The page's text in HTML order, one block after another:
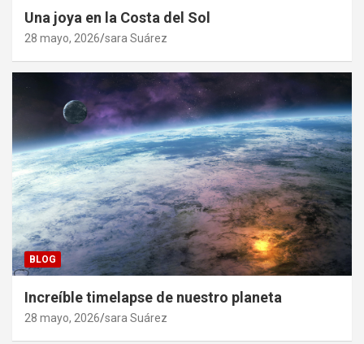
Una joya en la Costa del Sol
28 mayo, 2026 sara Suárez
BLOG
Increíble timelapse de nuestro planeta
28 mayo, 2026 sara Suárez